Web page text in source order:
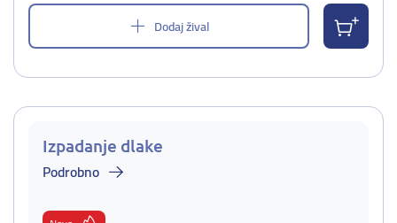
Dodaj žival
Izpadanje dlake
Podrobno